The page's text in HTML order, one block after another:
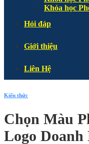
Khóa học
Hỏi đáp
Giới thiệu
Liên Hệ
Kiến thức
Chọn Màu
Logo Doanh